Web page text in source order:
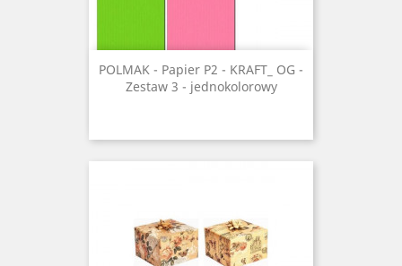
POLMAK - Papier P2 - KRAFT_ OG -
Zestaw 3 - jednokolorowy